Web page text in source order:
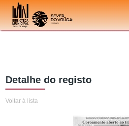
Ir para o conteúdo
Detalhe do registo
Voltar à lista